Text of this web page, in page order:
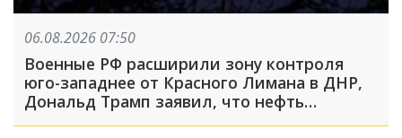
06.08.2026 07:50
Военные РФ расширили зону контроля
юго-западнее от Красного Лимана в ДНР,
Дональд Трамп заявил, что нефть